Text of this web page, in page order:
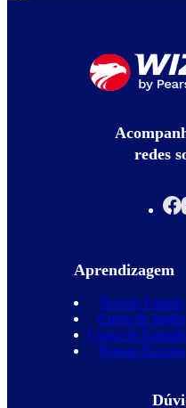
redes
Aprendizagem
Nossos Cursos
Curso de Inglês
Curso de
Nossas Escolas